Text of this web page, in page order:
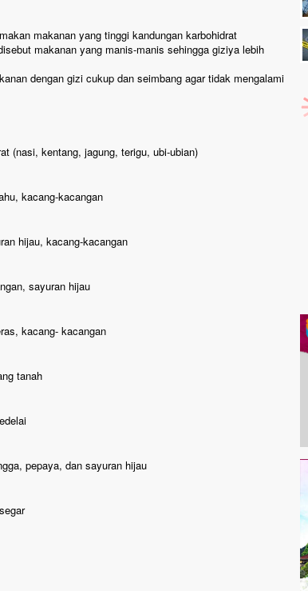
makanan yang tinggi kandungan karbohidrat
makanan yang manis-manis sehingga giziya lebih
dengan gizi cukup dan seimbang agar tidak mengalami
kentang, jagung, terigu, ubi-ubian)
kacang-kacangan
hijau, kacang-kacangan
sayuran hijau
kacang- kacangan
tanah
pepaya, dan sayuran hijau